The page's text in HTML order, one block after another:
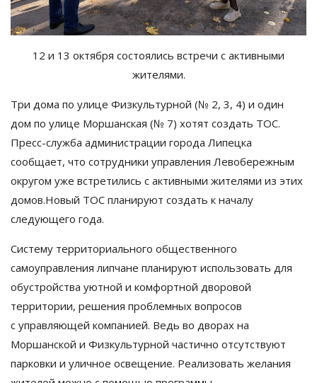
12 и 13 октября состоялись встречи с активными
жителями.
Три дома по улице Физкультурной (№ 2, 3, 4) и один
дом по улице Моршанская (№ 7) хотят создать ТОС.
Пресс-служба администрации города Липецка
сообщает, что сотрудники управления Левобережным
округом уже встретились с активными жителями из этих
домов.Новый ТОС планируют создать к началу
следующего года.
Систему территориального общественного
самоуправления липчане планируют использовать для
обустройства уютной и комфортной дворовой
территории, решения проблемных вопросов
с управляющей компанией. Ведь во дворах на
Моршанской и Физкультурной частично отсутствуют
парковки и уличное освещение. Реализовать желания